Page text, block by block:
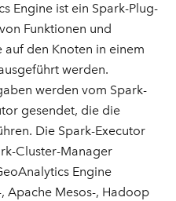
Engine ist ein Spark-Plug-
Funktionen und
den Knoten in einem
werden.
werden vom Spark-
gesendet, die die
Die Spark-Executor
Cluster-Manager
Engine
Apache Mesos-, Hadoop